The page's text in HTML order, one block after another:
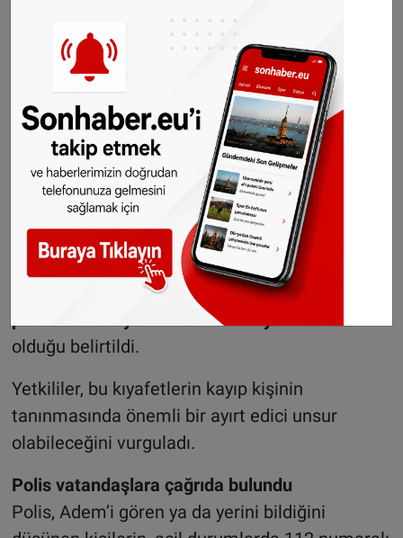
Cinsiyet:Erkek
Yaş:49
Saç rengi:Gri
Göz rengi:Kahverengi
Adem’in kaybolduğu sırada üzerinde bulunan
siyah mont, açık mavi kot
siyah Nike marka ayakkabılar
olduğu belirtildi.
Yetkililer, bu kıyafetlerin kayıp kişinin
tanınmasında önemli bir ayırt edici unsur
olabileceğini vurguladı.
Polis vatandaşlara çağrıda bulundu
Polis, Adem’i gören ya da yerini bildiğini